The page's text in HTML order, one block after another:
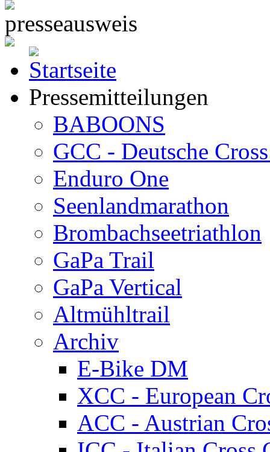
Pressemitteilungen
BABOONS
GCC - Deutsche
Enduro One
Seenlandmarathon
Brombachseetriathlon
GaPa Trail
GaPa Vertical
Altmühltrail
Archiv
E-Bike DM
XCC - European
ACC - Austrian